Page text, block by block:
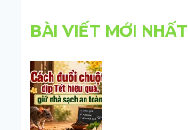
BÀI VIẾT MỚI NHẤT